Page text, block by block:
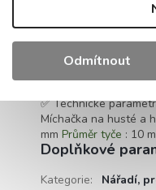
Odmítnout
Pro stavební
staveništích a v
rekonstrukcích domů
farmáře: Ideální pro
✅ Technické
Míchačka na husté a
mm Průměr tyče : 10
Doplňkové
Kategorie:
Nářadí,